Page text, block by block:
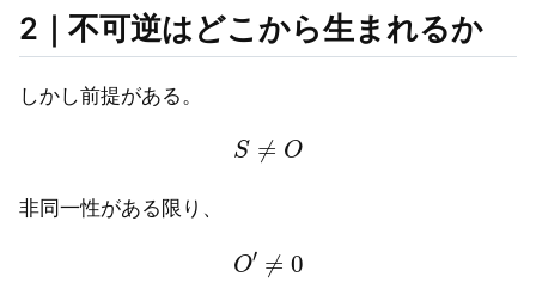
2｜不可逆はどこから生まれるか
しかし前提がある。
S ≠O
非同一性がある限り、
O ≠ 0